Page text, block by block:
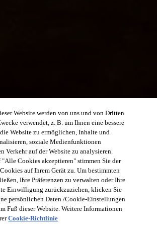
Website werden von uns und von Dritten
verwendet, z. B. um Ihnen eine bessere
Website zu ermöglichen, Inhalte und
soziale Medienfunktionen
Verkehr auf der Website zu analysieren.
Cookies akzeptieren" stimmen Sie der
auf Ihrem Gerät zu. Um bestimmten
Ihre Präferenzen zu verwalten oder Ihre
Einwilligung zurückzuziehen, klicken Sie
persönlichen Daten /Cookie-Einstellungen
Fuß dieser Website. Weitere Informationen
Cookie-Richtlinie